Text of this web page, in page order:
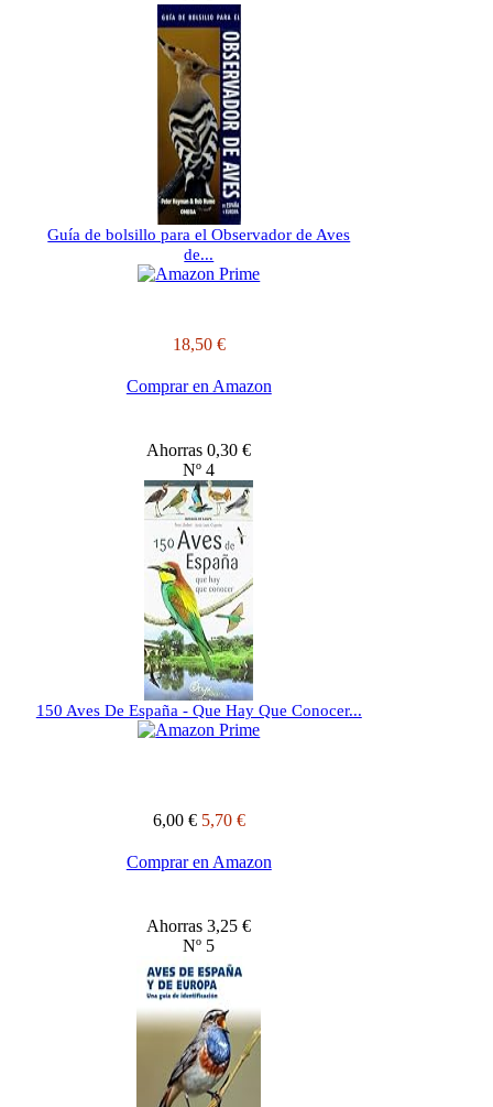
Guía de bolsillo para el Observador de Aves
de...
18,50 €
Comprar en Amazon
Ahorras 0,30 €
Nº 4
150 Aves De España - Que Hay Que Conocer...
6,00 € 5,70 €
Comprar en Amazon
Ahorras 3,25 €
Nº 5